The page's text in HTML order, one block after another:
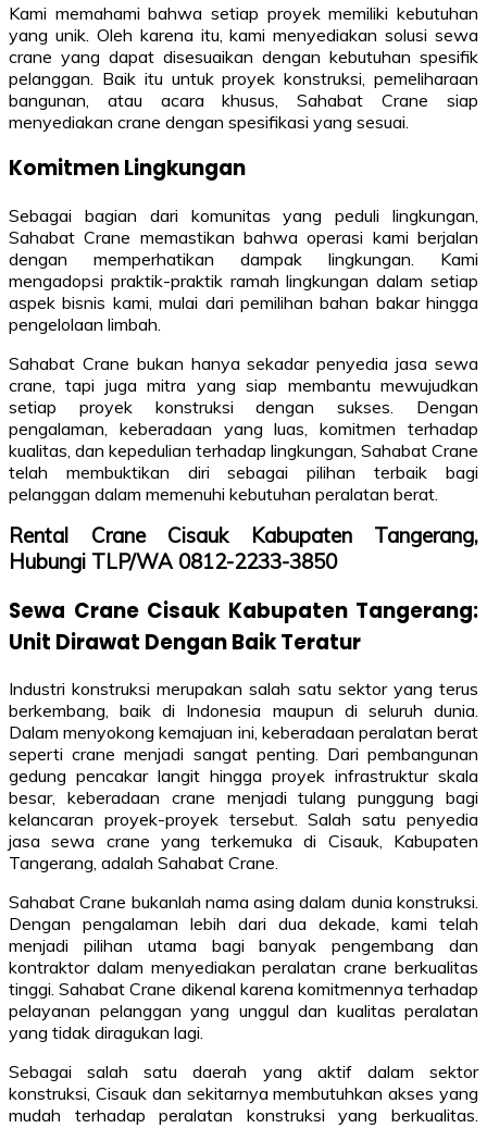
Kami memahami bahwa setiap proyek memiliki kebutuhan
yang unik. Oleh karena itu, kami menyediakan solusi sewa
crane yang dapat disesuaikan dengan kebutuhan spesifik
pelanggan. Baik itu untuk proyek konstruksi, pemeliharaan
bangunan, atau acara khusus, Sahabat Crane siap
menyediakan crane dengan spesifikasi yang sesuai.
Komitmen Lingkungan
Sebagai bagian dari komunitas yang peduli lingkungan,
Sahabat Crane memastikan bahwa operasi kami berjalan
dengan memperhatikan dampak lingkungan. Kami
mengadopsi praktik-praktik ramah lingkungan dalam setiap
aspek bisnis kami, mulai dari pemilihan bahan bakar hingga
pengelolaan limbah.
Sahabat Crane bukan hanya sekadar penyedia jasa sewa
crane, tapi juga mitra yang siap membantu mewujudkan
setiap proyek konstruksi dengan sukses. Dengan
pengalaman, keberadaan yang luas, komitmen terhadap
kualitas, dan kepedulian terhadap lingkungan, Sahabat Crane
telah membuktikan diri sebagai pilihan terbaik bagi
pelanggan dalam memenuhi kebutuhan peralatan berat.
Rental Crane Cisauk Kabupaten Tangerang,
Hubungi TLP/WA 0812-2233-3850
Sewa Crane Cisauk Kabupaten Tangerang:
Unit Dirawat Dengan Baik Teratur
Industri konstruksi merupakan salah satu sektor yang terus
berkembang, baik di Indonesia maupun di seluruh dunia.
Dalam menyokong kemajuan ini, keberadaan peralatan berat
seperti crane menjadi sangat penting. Dari pembangunan
gedung pencakar langit hingga proyek infrastruktur skala
besar, keberadaan crane menjadi tulang punggung bagi
kelancaran proyek-proyek tersebut. Salah satu penyedia
jasa sewa crane yang terkemuka di Cisauk, Kabupaten
Tangerang, adalah Sahabat Crane.
Sahabat Crane bukanlah nama asing dalam dunia konstruksi.
Dengan pengalaman lebih dari dua dekade, kami telah
menjadi pilihan utama bagi banyak pengembang dan
kontraktor dalam menyediakan peralatan crane berkualitas
tinggi. Sahabat Crane dikenal karena komitmennya terhadap
pelayanan pelanggan yang unggul dan kualitas peralatan
yang tidak diragukan lagi.
Sebagai salah satu daerah yang aktif dalam sektor
konstruksi, Cisauk dan sekitarnya membutuhkan akses yang
mudah terhadap peralatan konstruksi yang berkualitas.